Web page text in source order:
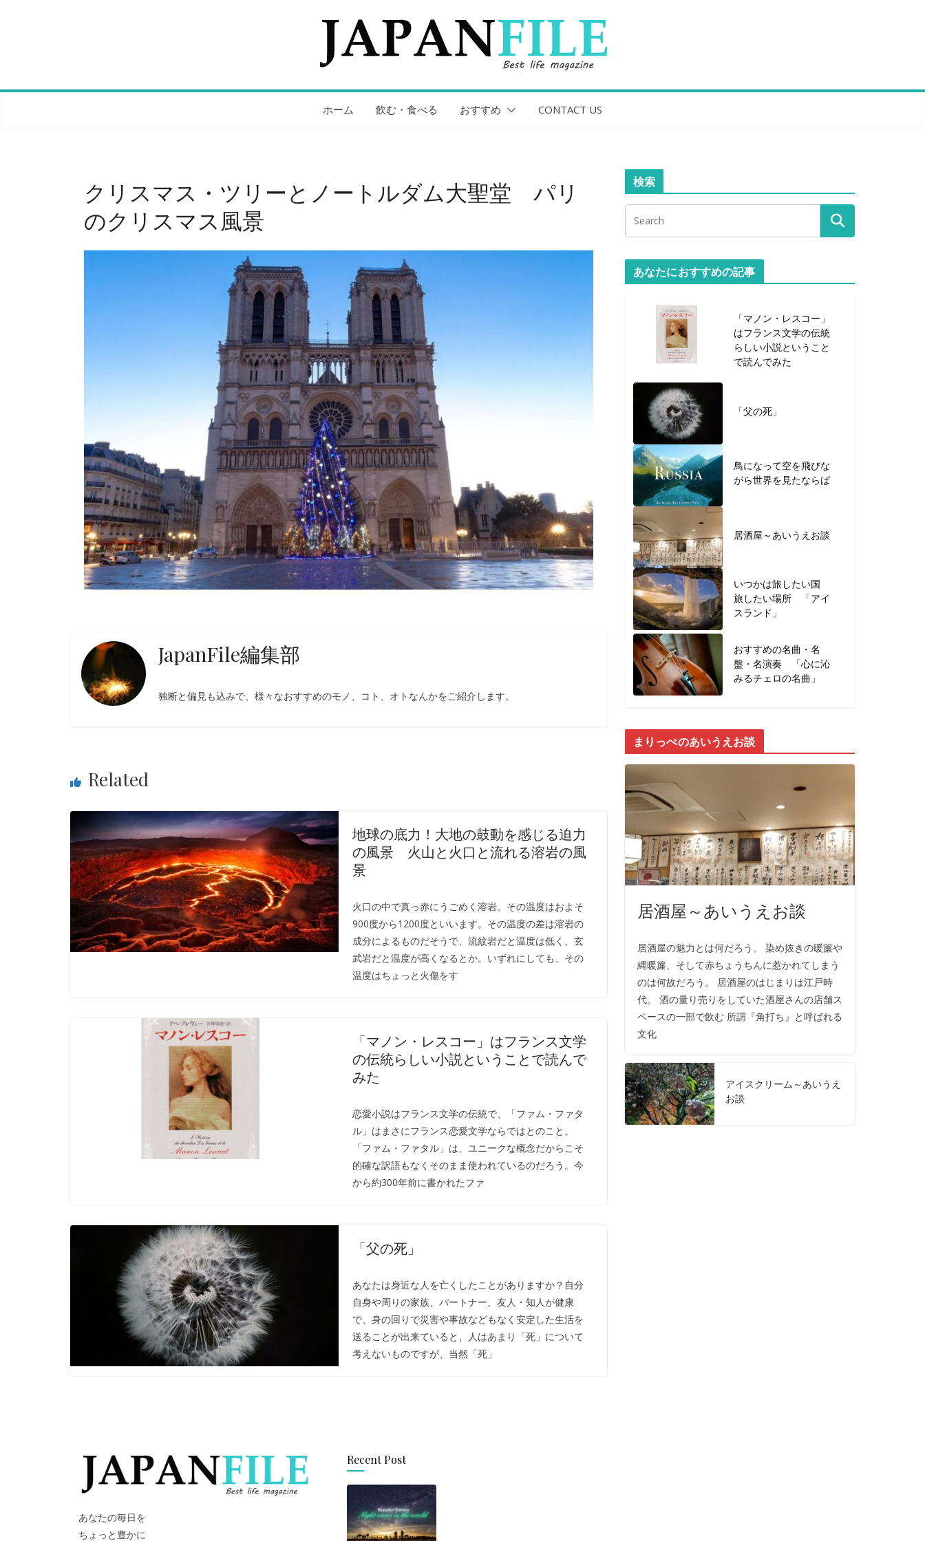
ホーム 飲む・食べる おすすめ CONTACT US
クリスマス・ツリーとノートルダム大聖堂 パリ
のクリスマス風景
JapanFile編集部
独断と偏見も込みで、様々なおすすめのモノ、コト、オトなんかをご紹介します。
Related
地球の底力！大地の鼓動を感じる迫力
の風景 火山と火口と流れる溶岩の風
景
火口の中で真っ赤にうごめく溶岩。その温度はおよそ
900度から1200度といいます。その温度の差は溶岩の
成分によるものだそうで、流紋岩だと温度は低く、玄
武岩だと温度が高くなるとか。いずれにしても、その
温度はちょっと火傷をす
「マノン・レスコー」はフランス文学
の伝統らしい小説ということで読んで
みた
恋愛小説はフランス文学の伝統で、「ファム・ファタ
ル」はまさにフランス恋愛文学ならではとのこと。
「ファム・ファタル」は、ユニークな概念だからこそ
的確な訳語もなくそのまま使われているのだろう。今
から約300年前に書かれたファ
「父の死」
あなたは身近な人を亡くしたことがありますか？自分
自身や周りの家族、パートナー、友人・知人が健康
で、身の回りで災害や事故などもなく安定した生活を
送ることが出来ていると、人はあまり「死」について
考えないものですが、当然「死」
検索
あなたにおすすめの記事
「マノン・レスコー」
はフランス文学の伝統
らしい小説ということ
で読んでみた
「父の死」
鳥になって空を飛びな
がら世界を見たならば
居酒屋～あいうえお談
いつかは旅したい国
旅したい場所 「アイ
スランド」
おすすめの名曲・名
盤・名演奏 「心に沁
みるチェロの名曲」
まりっぺのあいうえお談
居酒屋～あいうえお談
居酒屋の魅力とは何だろう。 染め抜きの暖簾や
縄暖簾、そして赤ちょうちんに惹かれてしまう
のは何故だろう。 居酒屋のはじまりは江戸時
代。 酒の量り売りをしていた酒屋さんの店舗ス
ペースの一部で飲む 所謂『角打ち』と呼ばれる
文化
アイスクリーム～あいうえ
お談
あなたの毎日を
ちょっと豊かに
Recent Post